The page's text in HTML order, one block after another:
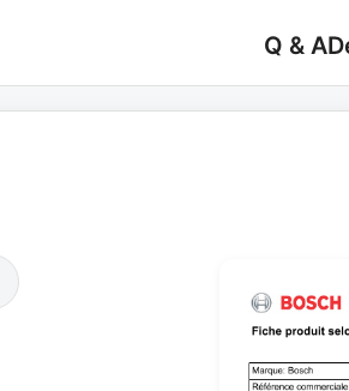
Q & A